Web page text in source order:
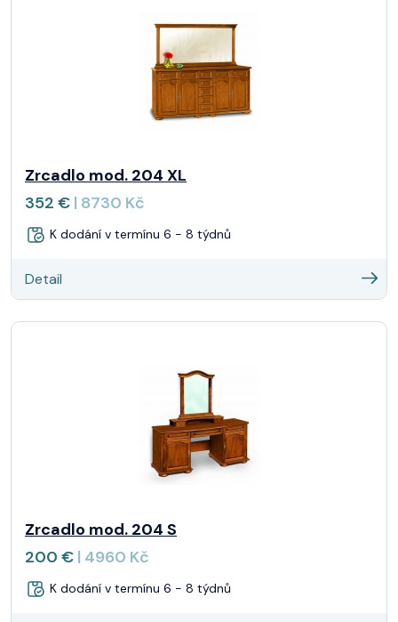
Zrcadlo mod. 204 XL
352 € | 8730 Kč
K dodání v termínu 6 - 8 týdnů
Detail
Zrcadlo mod. 204 S
200 € | 4960 Kč
K dodání v termínu 6 - 8 týdnů